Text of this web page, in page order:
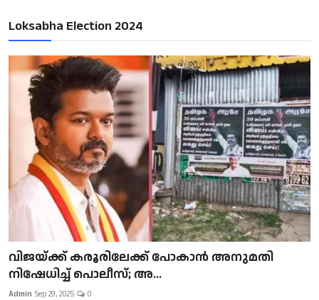
Loksabha Election 2024
വിജയ്ക്ക് കരൂരിലേക്ക് പോകാൻ അനുമതി
നിഷേധിച്ച് പൊലീസ്; അ...
Admin Sep 29, 2025 0